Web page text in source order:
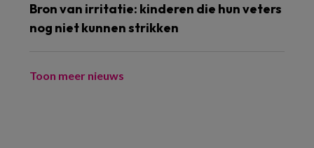
Bron van irritatie: kinderen die hun veters
nog niet kunnen strikken
Toon meer nieuws